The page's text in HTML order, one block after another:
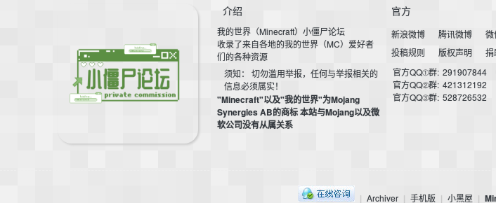
介绍
我的世界（Minecraft）小僵尸论坛
收录了来自各地的我的世界（MC）爱好者
们的各种资源
须知： 切勿滥用举报，任何与举报相关的
信息必须属实！
"Minecraft"以及"我的世界"为Mojang
Synergies AB的商标 本站与Mojang以及微
软公司没有从属关系
官方
新浪微博 腾讯微博
微
投稿规则
版权声明
捐
官方QQ①群: 291907844
官方QQ②群: 421312192
官方QQ③群: 528726532
Archiver 手机版 小黑屋